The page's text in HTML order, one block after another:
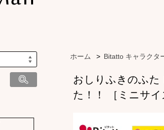
ホーム > Bitatto キャラクタ
おしりふきのふた
た！！ ［ミニサイ